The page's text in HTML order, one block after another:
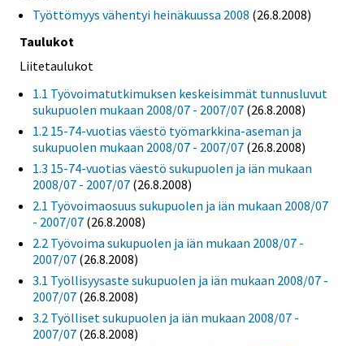
Työttömyys vähentyi heinäkuussa 2008 (26.8.2008)
Taulukot
Liitetaulukot
1.1 Työvoimatutkimuksen keskeisimmät tunnusluvut
sukupuolen mukaan 2008/07 - 2007/07 (26.8.2008)
1.2 15-74-vuotias väestö työmarkkina-aseman ja
sukupuolen mukaan 2008/07 - 2007/07 (26.8.2008)
1.3 15-74-vuotias väestö sukupuolen ja iän mukaan
2008/07 - 2007/07 (26.8.2008)
2.1 Työvoimaosuus sukupuolen ja iän mukaan 2008/07
- 2007/07 (26.8.2008)
2.2 Työvoima sukupuolen ja iän mukaan 2008/07 -
2007/07 (26.8.2008)
3.1 Työllisyysaste sukupuolen ja iän mukaan 2008/07 -
2007/07 (26.8.2008)
3.2 Työlliset sukupuolen ja iän mukaan 2008/07 -
2007/07 (26.8.2008)